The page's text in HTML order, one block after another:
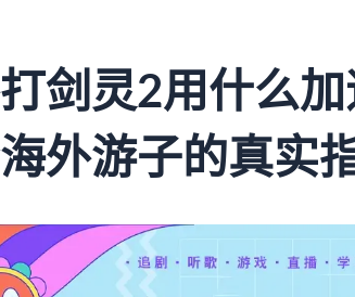
剑灵2用什么加
外游子的真实